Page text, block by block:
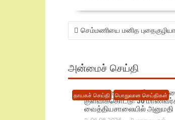
POST
NAVIGATION
செம்மணியை மனித
அன்மைச் செய்தி
தாயகச் செய்தி பொதுவான செய்திகள்
திருகோணமலையில்
குளவிக்கொட்டு: 30
வைத்தியசாலையில் அனுமதி